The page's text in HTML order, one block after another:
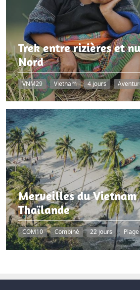
Trek entre rizières et
Nord
VNM29 Vietnam 4 jours
Merveilles du Vietnam
Thaïlande
COM10 Combiné 22 jours